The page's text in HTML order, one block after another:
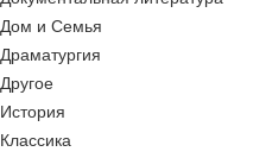
Дом и Семья
Драматургия
Другое
История
Классика